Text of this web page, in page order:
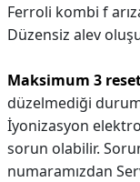
Ferroli kombi f
Düzensiz alev
Maksimum 3
düzelmediği
İyonizasyon
sorun olabilir.
numaramızdan